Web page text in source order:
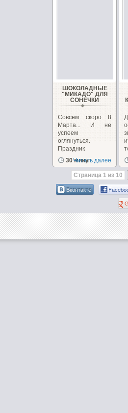
ШОКОЛАДНЫЕ
"МИКАДО" ДЛЯ
СОНЕЧКИ
Совсем скоро 8
Марта... И не
успеем
оглянуться.
Праздник
Красивых, нежных
и...
30 минут
Читать далее
Страница 1 из 10
Вконтакте